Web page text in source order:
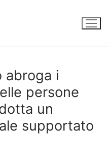
abroga i
persone
un
supportato